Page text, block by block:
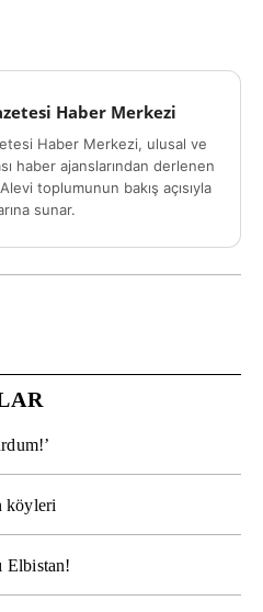
Haber Merkezi
Haber Merkezi, ulusal ve
haber ajanslarından derlenen
toplumunun bakış açısıyla
sunar.
köyleri
Elbistan!